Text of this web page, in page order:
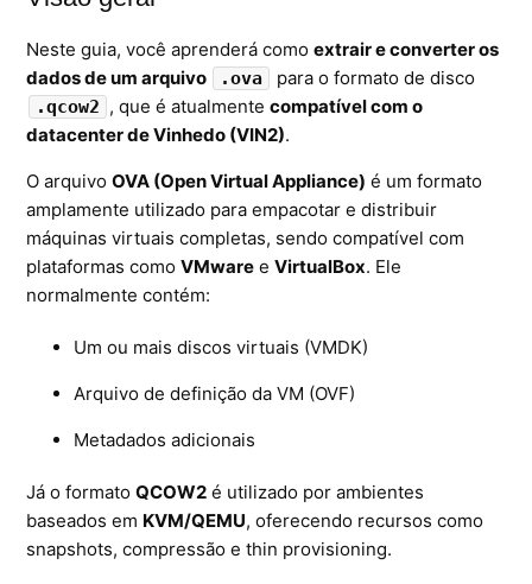
Backup
Skybox
Citrix XenServer Agent
Microsoft 365
Ferramentas
Segurança
Skymail Talk
Interno - Cloud Interno
Interno - Procedimentos Internos
Neste guia, você aprenderá comoextrair e converter os
dados de um arquivo
.ova para o formato de disco
.qcow2 , que é atualmentecompatível com o
datacenter de Vinhedo (VIN2).
O arquivoOVA (Open Virtual Appliance) é um formato
amplamente utilizado para empacotar e distribuir
máquinas virtuais completas, sendo compatível com
plataformas comoVMware eVirtualBox. Ele
normalmente contém:
Um ou mais discos virtuais (VMDK)
Arquivo de definição da VM (OVF)
Metadados adicionais
Já o formatoQCOW2 é utilizado por ambientes
baseados em KVM/QEMU, oferecendo recursos como
snapshots, compressão e thin provisioning.